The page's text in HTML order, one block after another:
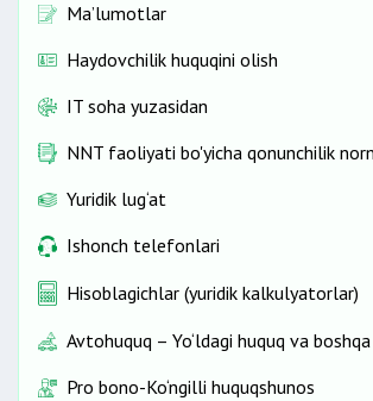
Ma’lumotlar
Haydovchilik huquqini olish
IT soha yuzasidan
NNT faoliyati bo'yicha qonunchilik
Yuridik lug‘at
Ishonch telefonlari
Hisoblagichlar (yuridik kalkulyatorlar)
Avtohuquq – Yo‘ldagi huquq va
Pro bono-Ko‘ngilli huquqshunos